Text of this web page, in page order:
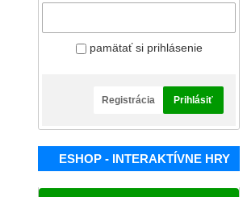
pamätať si prihlásenie
Registrácia Prihlásiť
ESHOP - INTERAKTÍVNE HRY